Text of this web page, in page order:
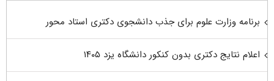
برنامه وزارت علوم برای جذب دانشجوی دکتری استاد محور
اعلام نتایج دکتری بدون کنکور دانشگاه یزد ۱۴۰۵